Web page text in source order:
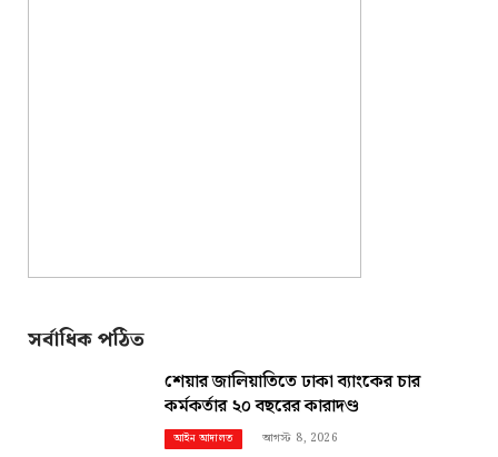
সর্বাধিক পঠিত
শেয়ার জালিয়াতিতে ঢাকা ব্যাংকের চার
কর্মকর্তার ২০ বছরের কারাদণ্ড
আইন আদালত আগস্ট 8, 2026